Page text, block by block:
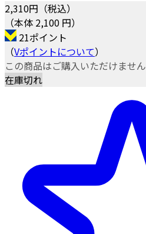
2,310円（税込）
（本体 2,100 円）
21ポイント
（Vポイントについて）
この商品はご購入いただけません
在庫切れ